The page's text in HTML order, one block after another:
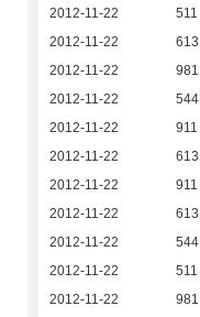
2012-11-22
511
2012-11-22
613
2012-11-22
981
2012-11-22
544
2012-11-22
911
2012-11-22
613
2012-11-22
911
2012-11-22
613
2012-11-22
544
2012-11-22
511
2012-11-22
981